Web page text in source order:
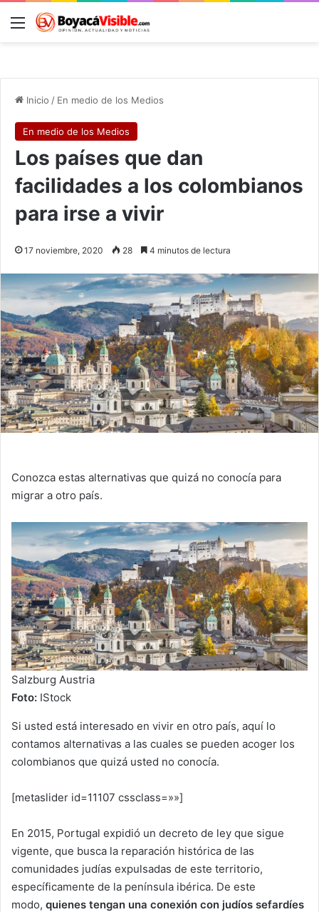
Menú
Inicio / En medio de los Medios
En medio de los Medios
Los países que dan
facilidades a los colombianos
para irse a vivir
17 noviembre, 2020 28 4 minutos de lectura
Conozca estas alternativas que quizá no conocía para
migrar a otro país.
Salzburg Austria
Foto: IStock
Si usted está interesado en vivir en otro país, aquí lo
contamos alternativas a las cuales se pueden acoger los
colombianos que quizá usted no conocía.
[metaslider id=11107 cssclass=»»]
En 2015, Portugal expidió un decreto de ley que sigue
vigente, que busca la reparación histórica de las
comunidades judías expulsadas de este territorio,
específicamente de la península ibérica. De este
modo, quienes tengan una conexión con judíos sefardíes